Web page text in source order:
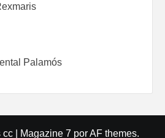
Palamós
cc Magazine 7 por AF themes.